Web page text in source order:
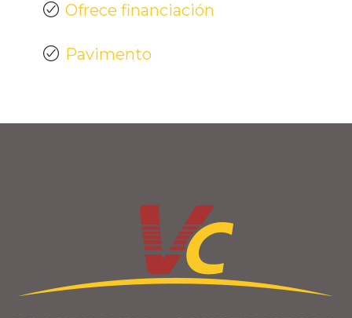
Ofrece financiación
Pavimento